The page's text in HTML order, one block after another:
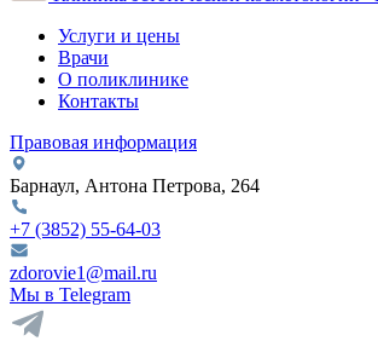
Услуги и цены
Врачи
О поликлинике
Контакты
Правовая информация
Барнаул, Антона Петрова, 264
+7 (3852) 55-64-03
zdorovie1@mail.ru
Мы в Telegram